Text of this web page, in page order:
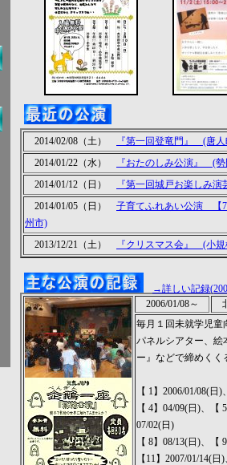
2014/02/08（土）
『第一回登竜門』 (唐
2014/01/22（水）
『おたのしみ公演』 (
2014/01/12（日）
『第一回城戸お楽しみ
2014/01/05（日） 子育てふれあい公演 【
州市)
2013/12/21（土）
『クリスマス会』 (小
→詳しい記録
2006/01/08～
毎月１回未就学児童
パネルシアター、絵
ー』などで締めく
【 1】2006/01/08(
【 4】04/09(日)、【
07/02(日)
【 8】08/13(日)、【
【11】2007/01/14(